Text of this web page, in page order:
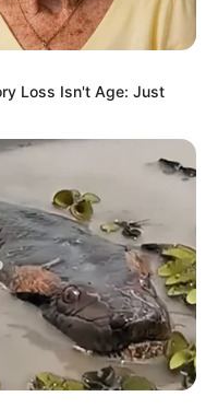
Loss Isn't Age: Just